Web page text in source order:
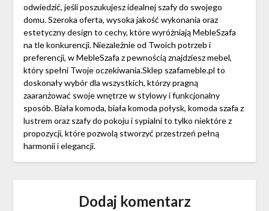
odwiedzić, jeśli poszukujesz idealnej szafy do swojego
domu. Szeroka oferta, wysoka jakość wykonania oraz
estetyczny design to cechy, które wyróżniają MebleSzafa
na tle konkurencji. Niezależnie od Twoich potrzeb i
preferencji, w MebleSzafa z pewnością znajdziesz mebel,
który spełni Twoje oczekiwania.Sklep szafameble.pl to
doskonały wybór dla wszystkich, którzy pragną
zaaranżować swoje wnętrze w stylowy i funkcjonalny
sposób. Biała komoda, biała komoda połysk, komoda szafa z
lustrem oraz szafy do pokoju i sypialni to tylko niektóre z
propozycji, które pozwolą stworzyć przestrzeń pełną
harmonii i elegancji.
Dodaj komentarz